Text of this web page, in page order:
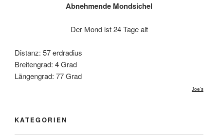
Abnehmende Mondsichel
Der Mond ist 24 Tage alt
Distanz: 57 erdradius
Breitengrad: 4 Grad
Längengrad: 77 Grad
Joe's
KATEGORIEN